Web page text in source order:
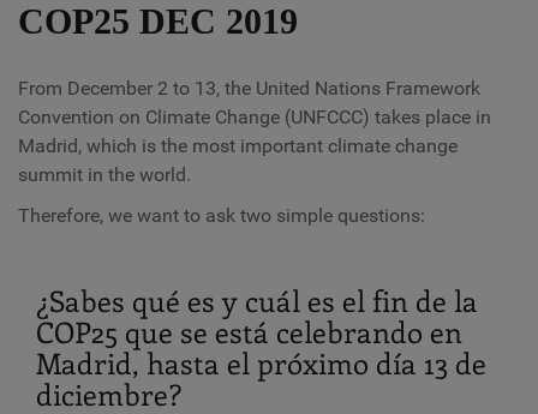
COP25 DEC 2019
From December 2 to 13, the United Nations Framework
Convention on Climate Change (UNFCCC) takes place in
Madrid, which is the most important climate change
summit in the world.
Therefore, we want to ask two simple questions:
¿Sabes qué es y cuál es el fin de la
COP25 que se está celebrando en
Madrid, hasta el próximo día 13 de
diciembre?